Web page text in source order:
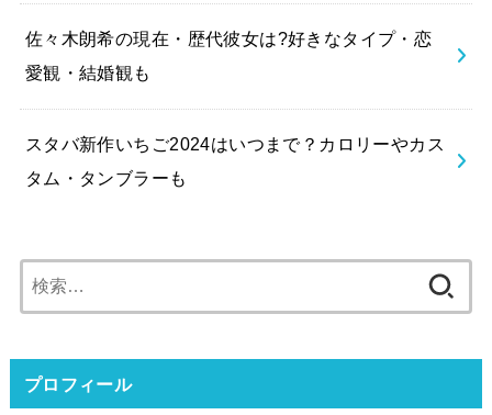
佐々木朗希の現在・歴代彼女は?好きなタイプ・恋
愛観・結婚観も
スタバ新作いちご2024はいつまで？カロリーやカス
タム・タンブラーも
索:
プロフィール